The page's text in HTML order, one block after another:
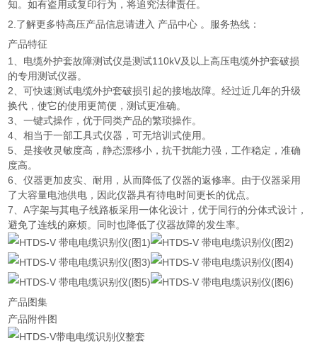
知。如有盗用或复印行为，将追究法律责任。
2.了解更多特高压产品信息请进入 产品中心 。服务热线：
产品特征
1、电缆外护套故障测试仪是测试110kV及以上高压电缆外护套破损
的专用测试仪器。
2、可快速测试电缆外护套破损引起的接地故障。经过近几年的升级
换代，使它的使用更简便，测试更准确。
3、一键式操作，优于同类产品的繁琐操作。
4、相当于一部工具式仪器，可无培训式使用。
5、是接收灵敏度高，静态漂移小，抗干扰能力强，工作稳定，准确
度高。
6、仪器更加皮实、耐用，从而降低了仪器的返修率。由于仪器采用
了大容量电池供电，因此仪器具有待电时间更长的优点。
7、A字架与其电子线路板采用一体化设计，优于同行的分体式设计，
避免了连线的麻烦。同时也降低了仪器故障的发生率。
产品图集
产品附件图